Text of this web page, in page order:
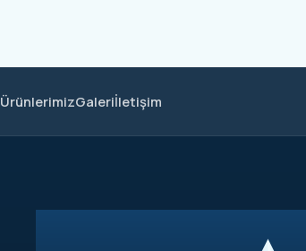
ÜrünlerimizGaleriİletişim